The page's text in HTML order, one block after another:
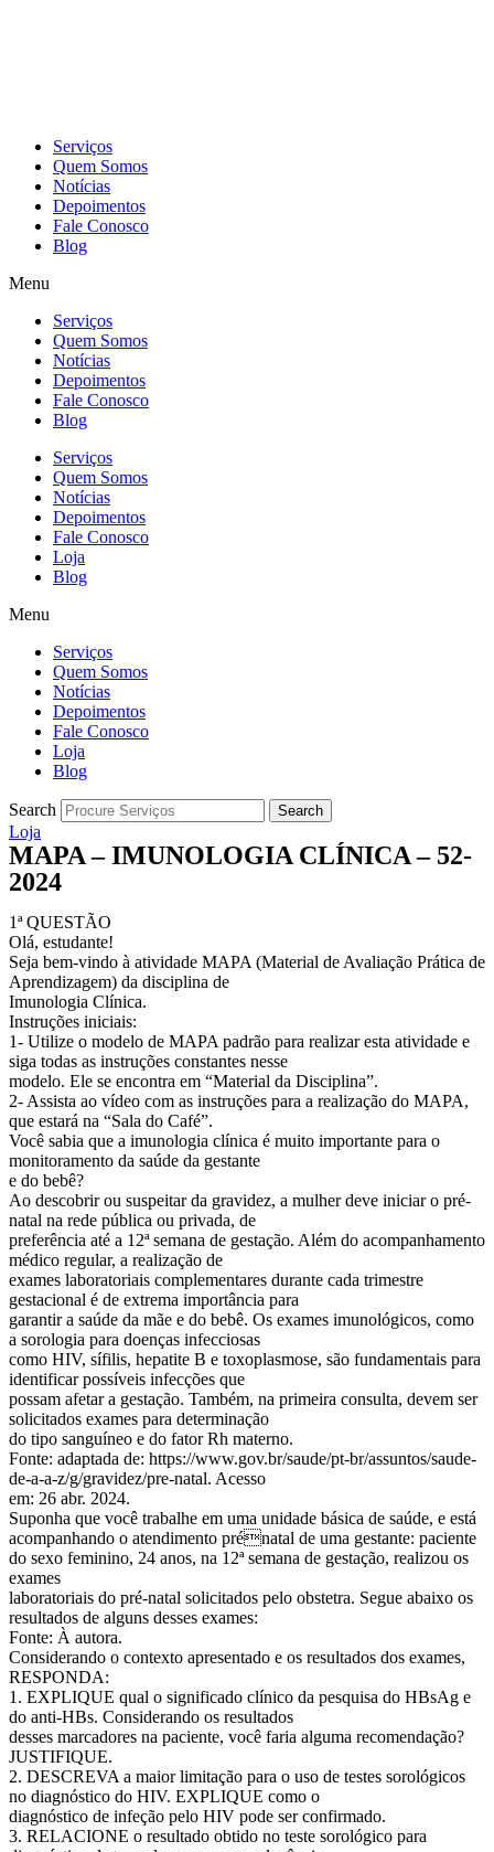
Serviços
Quem Somos
Notícias
Depoimentos
Fale Conosco
Blog
Menu
Serviços
Quem Somos
Notícias
Depoimentos
Fale Conosco
Blog
Serviços
Quem Somos
Notícias
Depoimentos
Fale Conosco
Loja
Blog
Menu
Serviços
Quem Somos
Notícias
Depoimentos
Fale Conosco
Loja
Blog
Search Search
Loja
MAPA – IMUNOLOGIA CLÍNICA – 52-
2024
1ª QUESTÃO
Olá, estudante!
Seja bem-vindo à atividade MAPA (Material de Avaliação Prática de
Aprendizagem) da disciplina de
Imunologia Clínica.
Instruções iniciais:
1- Utilize o modelo de MAPA padrão para realizar esta atividade e
siga todas as instruções constantes nesse
modelo. Ele se encontra em “Material da Disciplina”.
2- Assista ao vídeo com as instruções para a realização do MAPA,
que estará na “Sala do Café”.
Você sabia que a imunologia clínica é muito importante para o
monitoramento da saúde da gestante
e do bebê?
Ao descobrir ou suspeitar da gravidez, a mulher deve iniciar o pré-
natal na rede pública ou privada, de
preferência até a 12ª semana de gestação. Além do acompanhamento
médico regular, a realização de
exames laboratoriais complementares durante cada trimestre
gestacional é de extrema importância para
garantir a saúde da mãe e do bebê. Os exames imunológicos, como
a sorologia para doenças infecciosas
como HIV, sífilis, hepatite B e toxoplasmose, são fundamentais para
identificar possíveis infecções que
possam afetar a gestação. Também, na primeira consulta, devem ser
solicitados exames para determinação
do tipo sanguíneo e do fator Rh materno.
Fonte: adaptada de: https://www.gov.br/saude/pt-br/assuntos/saude-
de-a-a-z/g/gravidez/pre-natal. Acesso
em: 26 abr. 2024.
Suponha que você trabalhe em uma unidade básica de saúde, e está
acompanhando o atendimento prénatal de uma gestante: paciente
do sexo feminino, 24 anos, na 12ª semana de gestação, realizou os
exames
laboratoriais do pré-natal solicitados pelo obstetra. Segue abaixo os
resultados de alguns desses exames:
Fonte: À autora.
Considerando o contexto apresentado e os resultados dos exames,
RESPONDA:
1. EXPLIQUE qual o significado clínico da pesquisa do HBsAg e
do anti-HBs. Considerando os resultados
desses marcadores na paciente, você faria alguma recomendação?
JUSTIFIQUE.
2. DESCREVA a maior limitação para o uso de testes sorológicos
no diagnóstico do HIV. EXPLIQUE como o
diagnóstico de infeção pelo HIV pode ser confirmado.
3. RELACIONE o resultado obtido no teste sorológico para